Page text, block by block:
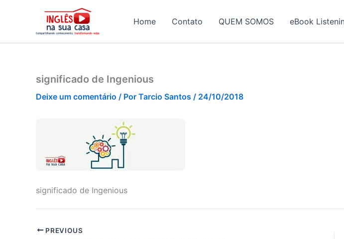
conteúdo
Home Contato QUEM SOMOS eBook
significado de Ingenious
Deixe um comentário / Por Tarcio Santos / 24/10/2018
significado de Ingenious
PREVIOUS